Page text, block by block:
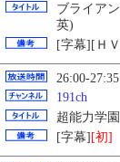
ブライア
英)
[字幕][Ｈ
26:00-27:35
191ch
超能力学
[字幕] [初]